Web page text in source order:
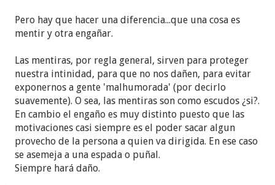
Pero hay que hacer una diferencia...que una cosa es
mentir y otra engañar.
Las mentiras, por regla general, sirven para proteger
nuestra intinidad, para que no nos dañen, para evitar
exponernos a gente 'malhumorada' (por decirlo
suavemente). O sea, las mentiras son como escudos ¿si?.
En cambio el engaño es muy distinto puesto que las
motivaciones casi siempre es el poder sacar algun
provecho de la persona a quien va dirigida. En ese caso
se asemeja a una espada o puñal.
Siempre hará daño.